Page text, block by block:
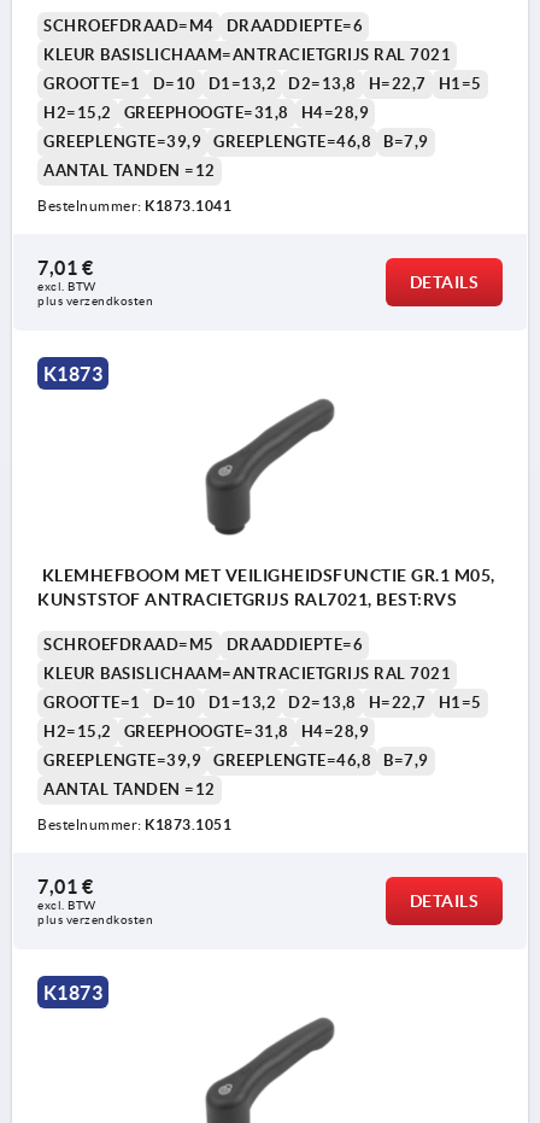
SCHROEFDRAAD=M4
DRAADDIEPTE=6
KLEUR BASISLICHAAM=ANTRACIETGRIJS RAL 7021
GROOTTE=1
D=10 D1=13,2 D2=13,8 H=22,7
H1=5
H2=15,2
GREEPHOOGTE=31,8
H4=28,9
GREEPLENGTE=39,9
GREEPLENGTE=46,8
B=7,9
AANTAL TANDEN =12
Bestelnummer: K1873.1041
7,01 €
excl. BTW
plus verzendkosten
DETAILS
K1873
KLEMHEFBOOM MET VEILIGHEIDSFUNCTIE GR.1 M05,
KUNSTSTOF ANTRACIETGRIJS RAL7021, BEST:RVS
SCHROEFDRAAD=M5
DRAADDIEPTE=6
KLEUR BASISLICHAAM=ANTRACIETGRIJS RAL 7021
GROOTTE=1
D=10 D1=13,2 D2=13,8 H=22,7
H1=5
H2=15,2
GREEPHOOGTE=31,8
H4=28,9
GREEPLENGTE=39,9
GREEPLENGTE=46,8
B=7,9
AANTAL TANDEN =12
Bestelnummer: K1873.1051
7,01 €
excl. BTW
plus verzendkosten
DETAILS
K1873